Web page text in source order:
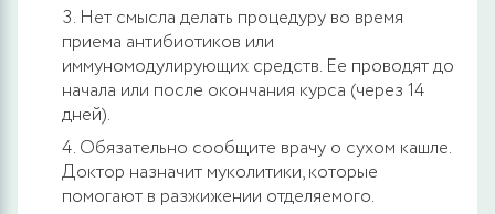
Нет смысла делать процедуру во время
приема антибиотиков или
иммуномодулирующих средств. Ее проводят до
начала или после окончания курса (через 14
дней).
Обязательно сообщите врачу о сухом кашле.
Доктор назначит муколитики, которые
помогают в разжижении отделяемого.